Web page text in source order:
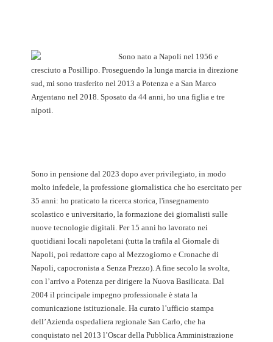
Sono nato a Napoli nel 1956 e
cresciuto a Posillipo. Proseguendo la lunga marcia in direzione
sud, mi sono trasferito nel 2013 a Potenza e a San Marco
Argentano nel 2018. Sposato da 44 anni, ho una figlia e tre
nipoti.
Sono in pensione dal 2023 dopo aver privilegiato, in modo
molto infedele, la professione giornalistica che ho esercitato per
35 anni: ho praticato la ricerca storica, l'insegnamento
scolastico e universitario, la formazione dei giornalisti sulle
nuove tecnologie digitali. Per 15 anni ho lavorato nei
quotidiani locali napoletani (tutta la trafila al Giornale di
Napoli, poi redattore capo al Mezzogiorno e Cronache di
Napoli, capocronista a Senza Prezzo). A fine secolo la svolta,
con l’arrivo a Potenza per dirigere la Nuova Basilicata. Dal
2004 il principale impegno professionale è stata la
comunicazione istituzionale. Ha curato l’ufficio stampa
dell’Azienda ospedaliera regionale San Carlo, che ha
conquistato nel 2013 l’Oscar della Pubblica Amministrazione